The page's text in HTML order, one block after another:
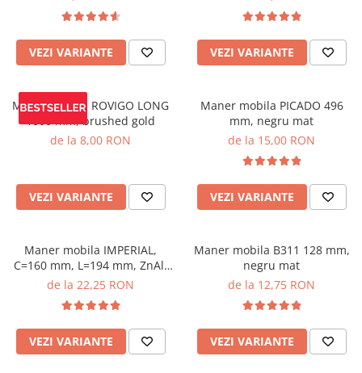
VEZI VARIANTE VEZI VARIANTE
Maner mobila ROVIGO LONG
1000 mm, brushed gold
de la 8,00 RON
VEZI VARIANTE
Maner mobila PICADO 496
mm, negru mat
de la 15,00 RON
VEZI VARIANTE
Maner mobila IMPERIAL,
C=160 mm, L=194 mm, ZnAl,
brushed gold
de la 22,25 RON
VEZI VARIANTE
Maner mobila B311 128 mm,
negru mat
de la 12,75 RON
VEZI VARIANTE